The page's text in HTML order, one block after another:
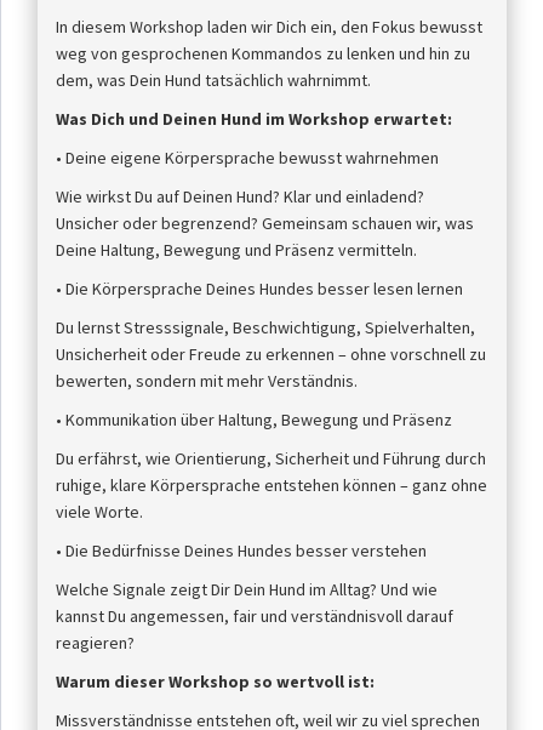
In diesem Workshop laden wir Dich ein, den Fokus bewusst
weg von gesprochenen Kommandos zu lenken und hin zu
dem, was Dein Hund tatsächlich wahrnimmt.
Was Dich und Deinen Hund im Workshop erwartet:
• Deine eigene Körpersprache bewusst wahrnehmen
Wie wirkst Du auf Deinen Hund? Klar und einladend?
Unsicher oder begrenzend? Gemeinsam schauen wir, was
Deine Haltung, Bewegung und Präsenz vermitteln.
• Die Körpersprache Deines Hundes besser lesen lernen
Du lernst Stresssignale, Beschwichtigung, Spielverhalten,
Unsicherheit oder Freude zu erkennen – ohne vorschnell zu
bewerten, sondern mit mehr Verständnis.
• Kommunikation über Haltung, Bewegung und Präsenz
Du erfährst, wie Orientierung, Sicherheit und Führung durch
ruhige, klare Körpersprache entstehen können – ganz ohne
viele Worte.
• Die Bedürfnisse Deines Hundes besser verstehen
Welche Signale zeigt Dir Dein Hund im Alltag? Und wie
kannst Du angemessen, fair und verständnisvoll darauf
reagieren?
Warum dieser Workshop so wertvoll ist:
Missverständnisse entstehen oft, weil wir zu viel sprechen